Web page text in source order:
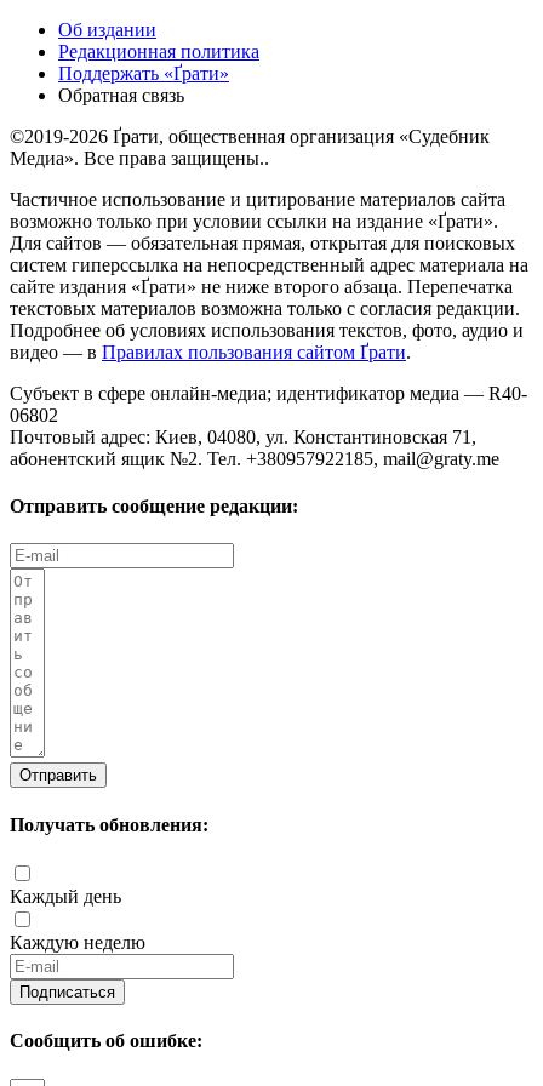
Об издании
Редакционная политика
Поддержать «Ґрати»
Обратная связь
©2019-2026 Ґрати, общественная организация «Судебник
Медиа». Все права защищены..
Частичное использование и цитирование материалов сайта
возможно только при условии ссылки на издание «Ґрати».
Для сайтов — обязательная прямая, открытая для поисковых
систем гиперссылка на непосредственный адрес материала на
сайте издания «Ґрати» не ниже второго абзаца. Перепечатка
текстовых материалов возможна только с согласия редакции.
Подробнее об условиях использования текстов, фото, аудио и
видео — в Правилах пользования сайтом Ґрати.
Субъект в сфере онлайн-медиа; идентификатор медиа — R40-
06802
Почтовый адрес: Киев, 04080, ул. Константиновская 71,
абонентский ящик №2. Тел. +380957922185, mail@graty.me
Отправить сообщение редакции:
Отправить
Получать обновления:
Каждый день
Каждую неделю
Подписаться
Сообщить об ошибке: